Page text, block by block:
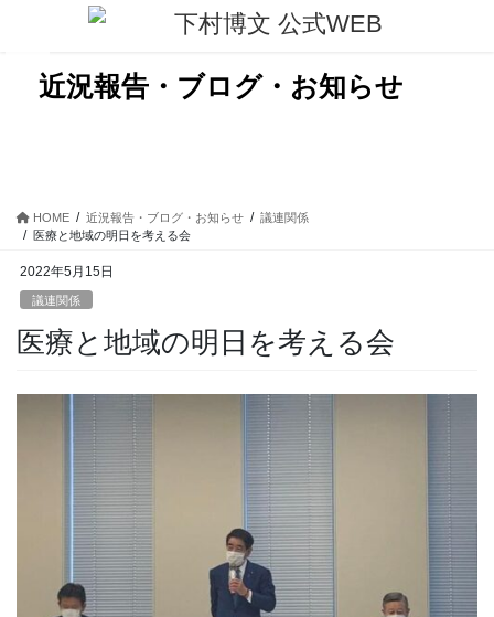
近況報告・ブログ・お知らせ
HOME 近況報告・ブログ・お知らせ
議連関係
医療と地域の明日を考える会
2022年5月15日
議連関係
医療と地域の明日を考える会